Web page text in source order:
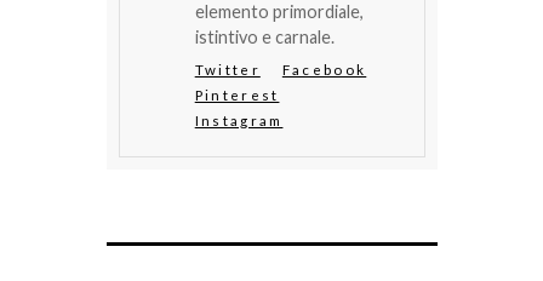
elemento primordiale,
istintivo e carnale.
Twitter
Facebook
Pinterest
Instagram